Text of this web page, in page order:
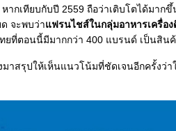
กเทียบกับปี 2559 ถือว่าเติบโตได้มา
จะพบว่าแฟรนไชส์ในกลุ่มอาหารเครื่อ
ยที่ตอนนี้มีมากกว่า 400 แบรนด์ เป็นสิ
มาสรุปให้เห็นแนวโน้มที่ชัดเจนอีกครั้งว่